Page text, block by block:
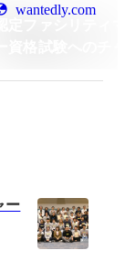
wantedly.com
ー